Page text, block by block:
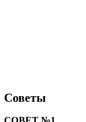
Советы